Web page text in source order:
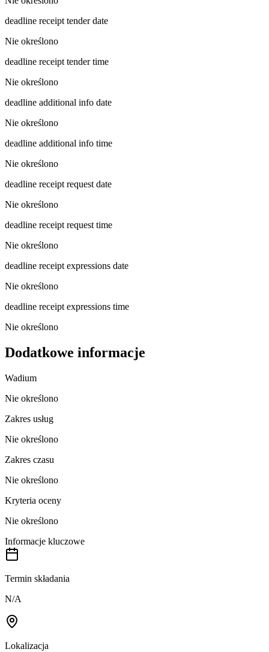
deadline receipt tender date
Nie określono
deadline receipt tender time
Nie określono
deadline additional info date
Nie określono
deadline additional info time
Nie określono
deadline receipt request date
Nie określono
deadline receipt request time
Nie określono
deadline receipt expressions date
Nie określono
deadline receipt expressions time
Nie określono
Dodatkowe informacje
Wadium
Nie określono
Zakres usług
Nie określono
Zakres czasu
Nie określono
Kryteria oceny
Nie określono
Informacje kluczowe
Termin składania
N/A
Lokalizacja